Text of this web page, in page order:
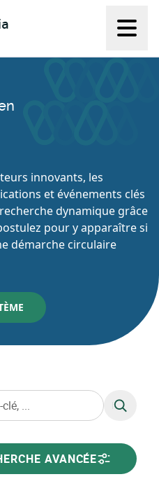
innovants, les
et événements clés
dynamique grâce
pour y apparaître si
démarche circulaire
AVANCÉE